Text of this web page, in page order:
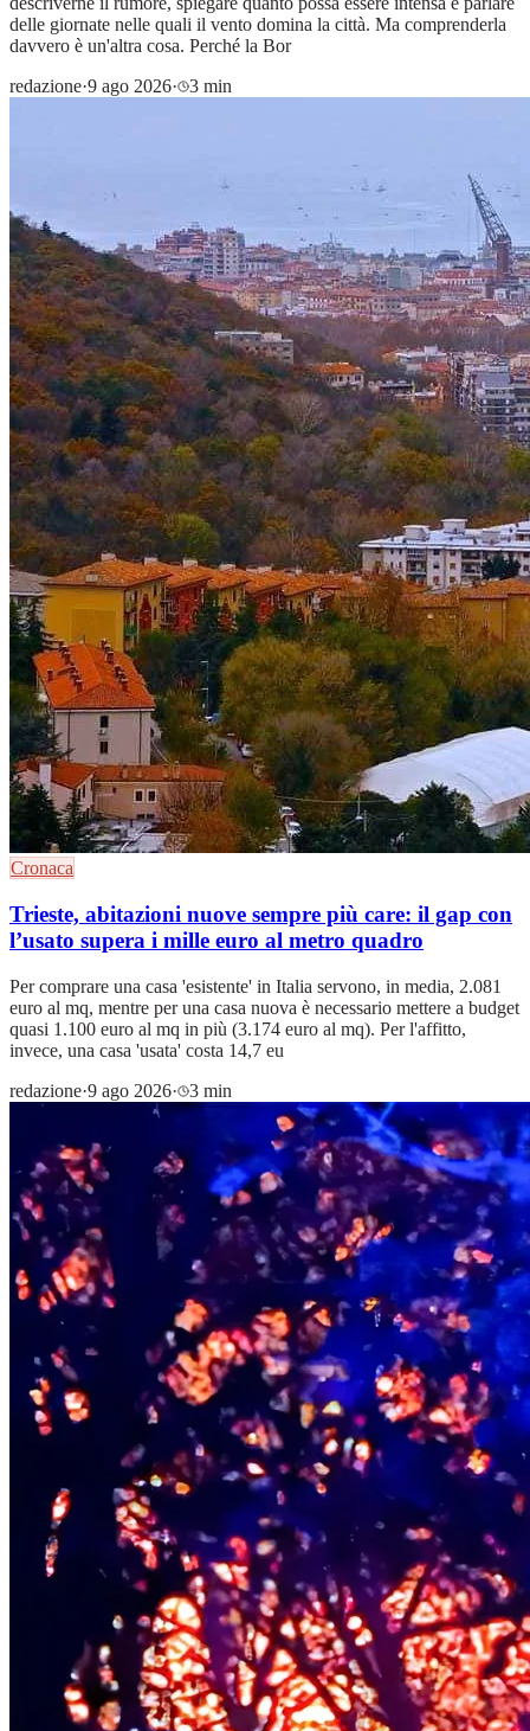
delle giornate nelle quali il vento domina la città. Ma comprenderla
davvero è un'altra cosa. Perché la Bor
redazione·9 ago 2026· 3 min
Cronaca
Trieste, abitazioni nuove sempre più care: il gap con
l’usato supera i mille euro al metro quadro
Per comprare una casa 'esistente' in Italia servono, in media, 2.081
euro al mq, mentre per una casa nuova è necessario mettere a budget
quasi 1.100 euro al mq in più (3.174 euro al mq). Per l'affitto,
invece, una casa 'usata' costa 14,7 eu
redazione·9 ago 2026· 3 min